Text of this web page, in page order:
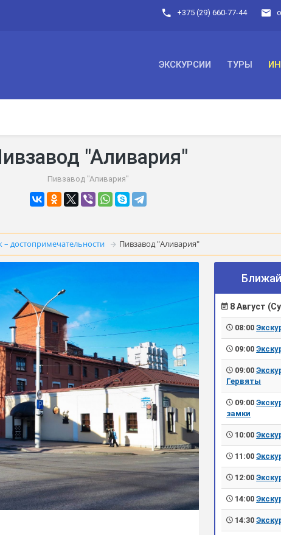
+375 (29) 660-77-44
ЭКСКУРСИИ ТУРЫ
"Аливария"
Пивзавод "Аливария"
– достопримечательности Пивзавод "Аливария"
8 Август
08:00
09:00
09:00
Гервяты
09:00
замки
10:00
11:00
12:00
14:00
14:30